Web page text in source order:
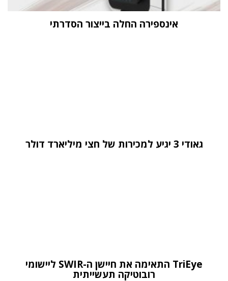
אינספירה החלה בייצור הסדרתי
גאודי 3 יגיע למכירות של חצי מיליארד דולר
TriEye התאימה את חיישן ה-SWIR ליישומי
רובוטיקה תעשייתית